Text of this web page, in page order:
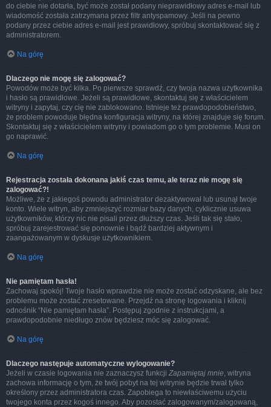
do ciebie nie dotarła, być może został podany nieprawidłowy adres e-mail lub
wiadomość została zatrzymana przez filtr antyspamowy. Jeśli na pewno
podany przez ciebie adres e-mail jest prawidłowy, spróbuj skontaktować się z
administratorem.
Na górę
Dlaczego nie mogę się zalogować?
Powodów może być kilka. Po pierwsze sprawdź, czy twoja nazwa użytkownika
i hasło są prawidłowe. Jeżeli są prawidłowe, skontaktuj się z właścicielem
witryny i zapytaj, czy cię nie zablokowano. Istnieje też prawdopodobieństwo,
że problem powoduje błędna konfiguracja witryny, na której znajduje się forum.
Skontaktuj się z właścicielem witryny i powiadom go o tym problemie. Musi on
go naprawić.
Na górę
Rejestracja została dokonana jakiś czas temu, ale teraz nie mogę się
zalogować?!
Możliwe, że z jakiegoś powodu administrator dezaktywował lub usunął twoje
konto. Wiele witryn, aby zmniejszyć rozmiar bazy danych, cyklicznie usuwa
użytkowników, którzy nic nie pisali przez dłuższy czas. Jeśli tak się stało,
spróbuj zarejestrować się ponownie i bądź bardziej aktywnym i
zaangażowanym w dyskusje użytkownikiem.
Na górę
Nie pamiętam hasła!
Zachowaj spokój! Twoje hasło wprawdzie nie może zostać odzyskane, ale bez
problemu może zostać zresetowane. Przejdź na stronę logowania i kliknij
odnośnik “Nie pamiętam hasła”. Postępuj zgodnie z instrukcjami, a
prawdopodobnie niedługo znów będziesz móc się zalogować.
Na górę
Dlaczego następuje automatyczne wylogowanie?
Jeżeli w czasie logowania nie zaznaczysz funkcji Zapamiętaj mnie, witryna
zachowa informację o tym, że twój pobyt na tej witrynie będzie trwał tylko
określony przez administratora czas. Zapobiega to niewłaściwemu użyciu
twojego konta przez kogoś innego. Aby pozostać zalogowanym/zalogowaną,